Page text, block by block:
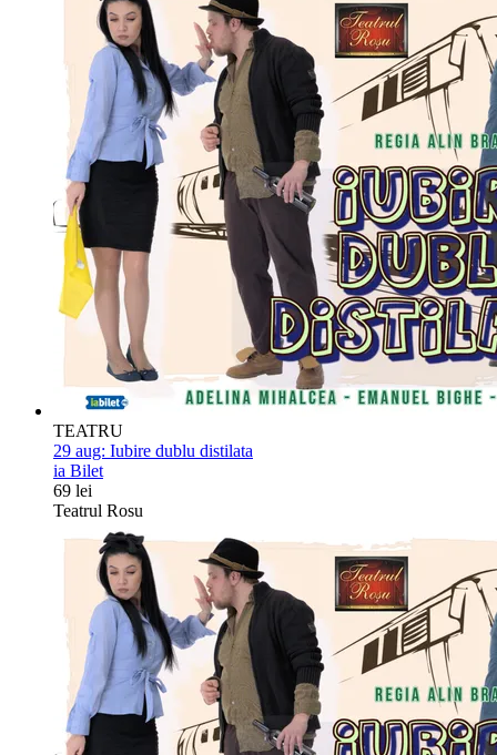
TEATRU
29 aug: Iubire dublu distilata
ia Bilet
69 lei
Teatrul Rosu